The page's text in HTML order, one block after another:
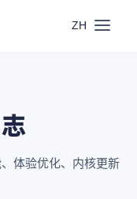
ZH
体验优化、内核更新